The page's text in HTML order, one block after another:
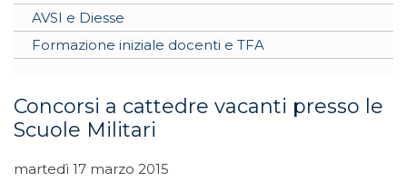
AVSI e Diesse
Formazione iniziale docenti e TFA
Concorsi a cattedre vacanti presso le
Scuole Militari
martedì 17 marzo 2015